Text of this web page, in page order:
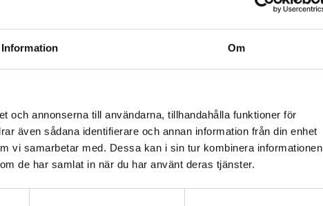
Information Om
och annonserna till användarna, tillhandahålla funktioner för
även sådana identifierare och annan information från din enhet
vi samarbetar med. Dessa kan i sin tur kombinera informationen
de har samlat in när du har använt deras tjänster.
studentlitteratur.se via en
erbjuder inte leveranser utanför
ett köp måste
Sverige.Läs mer
Produkter